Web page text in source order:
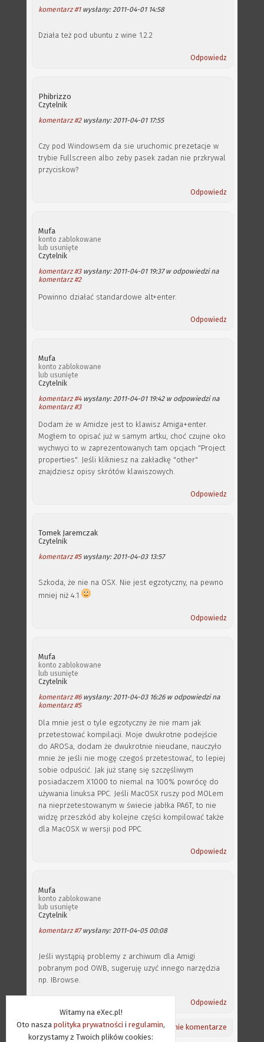
Witamy na eXec.pl!
Oto nasza polityka prywatności i regulamin,
korzystamy z Twoich plików cookies:
komentarz #1wysłany: 2011-04-01 14:58
Działa też pod ubuntu z wine 1.2.2
Odpowiedz
Phibrizzo
Czytelnik
komentarz #2wysłany: 2011-04-01 17:55
Czy pod Windowsem da sie uruchomic prezetacje w
trybie Fullscreen albo zeby pasek zadan nie przkrywal
przyciskow?
Odpowiedz
Mufa
konto zablokowane
lub usunięte
Czytelnik
komentarz #3wysłany: 2011-04-01 19:37 w odpowiedzi na
komentarz #2
Powinno działać standardowe alt+enter.
Odpowiedz
Mufa
konto zablokowane
lub usunięte
Czytelnik
komentarz #4wysłany: 2011-04-01 19:42 w odpowiedzi na
komentarz #3
Dodam że w Amidze jest to klawisz Amiga+enter.
Mogłem to opisać już w samym artku, choć czujne oko
wychwyci to w zaprezentowanych tam opcjach "Project
properties". Jeśli klikniesz na zakładkę "other"
znajdziesz opisy skrótów klawiszowych.
Odpowiedz
Tomek Jaremczak
Czytelnik
komentarz #5wysłany: 2011-04-03 13:57
Szkoda, że nie na OSX. Nie jest egzotyczny, na pewno
mniej niż 4.1
Odpowiedz
Mufa
konto zablokowane
lub usunięte
Czytelnik
komentarz #6wysłany: 2011-04-03 16:26 w odpowiedzi na
komentarz #5
Dla mnie jest o tyle egzotyczny że nie mam jak
przetestować kompilacji. Moje dwukrotne podejście
do AROSa, dodam że dwukrotnie nieudane, nauczyło
mnie że jeśli nie mogę czegoś przetestować, to lepiej
sobie odpuścić. Jak już stanę się szczęśliwym
posiadaczem X1000 to niemal na 100% powrócę do
używania linuksa PPC. Jeśli MacOSX ruszy pod MOLem
na nieprzetestowanym w świecie jabłka PA6T, to nie
widzę przeszkód aby kolejne części kompilować także
dla MacOSX w wersji pod PPC.
Odpowiedz
Mufa
konto zablokowane
lub usunięte
Czytelnik
komentarz #7wysłany: 2011-04-05 00:08
Jeśli wystąpią problemy z archiwum dla Amigi
pobranym pod OWB, sugeruję uzyć innego narzędzia
np. IBrowse.
Odpowiedz
Powrót na górę ⇑/Aktualności/Ostatnie komentarze